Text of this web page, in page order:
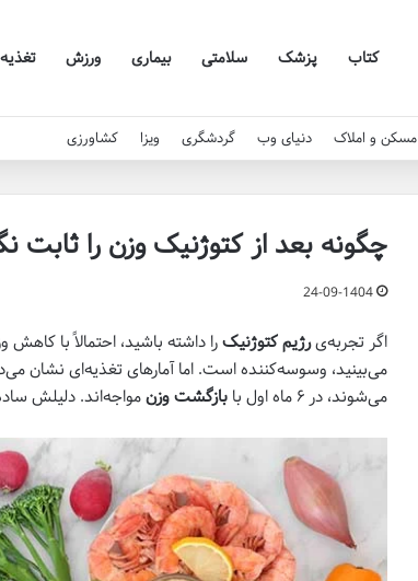
کتاب پزشک سلامتی بیماری ورزش تغذیه
مسکن و املاک دنیای وب گردشگری ویزا کشاورزی
چگونه بعد از کتوژنیک وزن را ثابت
24-09-1404
اگر تجربه‌یرژیم کتوژنیکرا داشته باشید، احتمالاً با
می‌شوند، در ۶ ماه اول با
بازگشت وزنمواجه‌اند. دلیلش